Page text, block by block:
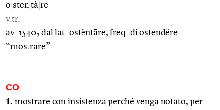
o sten tà re
v.tr.
av. 1540; dal lat. ostĕntāre, freq. di ostendĕre
“mostrare”.
CO
1. mostrare con insistenza perché venga notato, per